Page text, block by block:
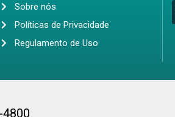
Sobre nós
Políticas de Privacidade
Regulamento de Uso